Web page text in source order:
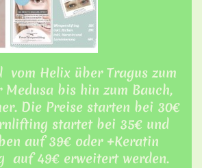
vom Helix über Tragus zum
Medusa bis hin zum Bauch,
Die Preise starten bei 30€
startet bei 35€ und
auf 39€ oder +Keratin
auf 49€ erweitert werden.